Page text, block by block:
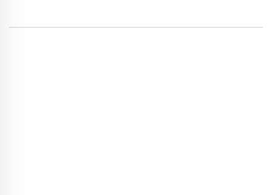
في التحولات التي أفرزتها الحرب الإسرائيلية على